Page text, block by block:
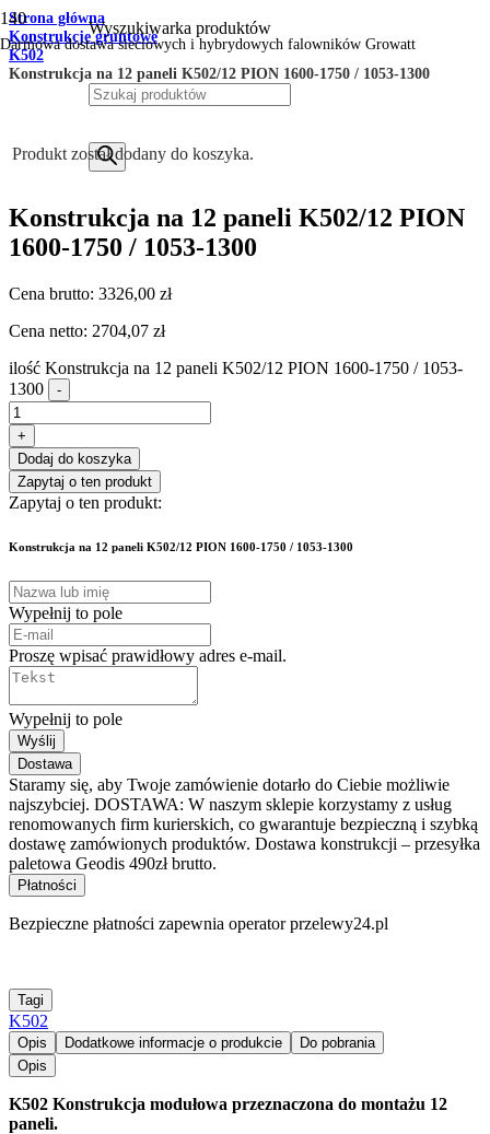
Darmowa dostawa sieciowych i hybrydowych falowników Growatt
Wyszukiwarka produktów
Produkt został dodany do koszyka.
Strona główna
Konstrukcje gruntowe
K502
Konstrukcja na 12 paneli K502/12 PION 1600-1750 / 1053-1300
Konstrukcja na 12 paneli K502/12 PION
1600-1750 / 1053-1300
Cena brutto: 3326,00 zł
Cena netto: 2704,07 zł
ilość Konstrukcja na 12 paneli K502/12 PION 1600-1750 / 1053-
1300
-
+
Dodaj do koszyka
Zapytaj o ten produkt
Zapytaj o ten produkt:
Konstrukcja na 12 paneli K502/12 PION 1600-1750 / 1053-1300
Wypełnij to pole
Proszę wpisać prawidłowy adres e-mail.
Wypełnij to pole
Wyślij
Dostawa
Staramy się, aby Twoje zamówienie dotarło do Ciebie możliwie
najszybciej. DOSTAWA: W naszym sklepie korzystamy z usług
renomowanych firm kurierskich, co gwarantuje bezpieczną i szybką
dostawę zamówionych produktów. Dostawa konstrukcji – przesyłka
paletowa Geodis 490zł brutto.
Płatności
Bezpieczne płatności zapewnia operator przelewy24.pl
Tagi
K502
Opis Dodatkowe informacje o produkcie
Do pobrania
Opis
K502 Konstrukcja modułowa przeznaczona do montażu 12
paneli.